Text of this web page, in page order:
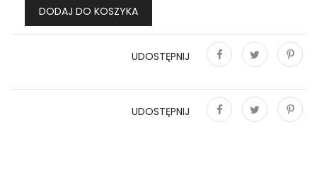
DODAJ DO KOSZYKA
UDOSTĘPNIJ
UdostępnijTweetuj Pinterest
UDOSTĘPNIJ
UdostępnijTweetuj Pinterest